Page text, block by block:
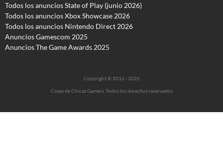
Todos los anuncios State of Play (junio 2026)
Todos los anuncios Xbox Showcase 2026
Todos los anuncios Nintendo Direct 2026
Anuncios Gamescom 2025
Anuncios The Game Awards 2025
Copyright © 2016 - 2026
Cosas de Chicas Gamers. Todos los derechos reservados